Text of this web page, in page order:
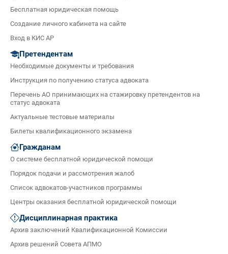
Бесплатная юридическая помощь
Создание личного кабинета на сайте
Вход в КИС АР
Претендентам
Необходимые документы и требования
Инструкция по получению статуса адвоката
Перечень АО принимающих на стажировку претендентов на
статус адвоката
Актуальные тестовые материалы
Билеты квалификационного экзамена
Гражданам
О системе бесплатной юридической помощи
Порядок подачи и рассмотрения жалоб
Список адвокатов-участников программы
Центры оказания бесплатной юридической помощи
Дисциплинарная практика
Архив заключений Квалификационной Комиссии
Архив решений Совета АПМО